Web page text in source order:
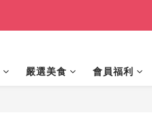
嚴選美食 會員福利